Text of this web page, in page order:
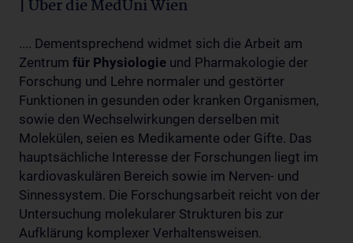
| Über die MedUni Wien
.... Dementsprechend widmet sich die Arbeit am
Zentrum für Physiologie und Pharmakologie der
Forschung und Lehre normaler und gestörter
Funktionen in gesunden oder kranken Organismen,
sowie den Wechselwirkungen derselben mit
Molekülen, seien es Medikamente oder Gifte. Das
hauptsächliche Interesse der Forschungen liegt im
kardiovaskulären Bereich sowie im Nerven- und
Sinnessystem. Die Forschungsarbeit reicht von der
Untersuchung molekularer Strukturen bis zur
Aufklärung komplexer Verhaltensweisen.